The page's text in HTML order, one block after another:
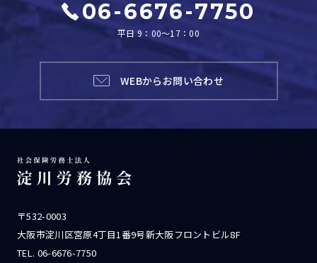
06-6676-7750
平日 9：00～17：00
WEBからお問い合わせ
〒532-0003
大阪市淀川区宮原4丁目1番9号新大阪フロントビル8F
TEL. 06-6676-7750